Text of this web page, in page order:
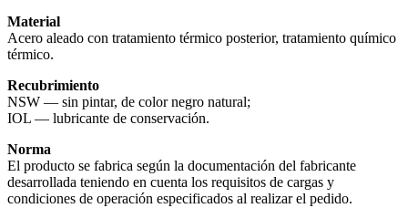
Material
Acero aleado con tratamiento térmico posterior, tratamiento químico
térmico.
Recubrimiento
NSW — sin pintar, de color negro natural;
IOL — lubricante de conservación.
Norma
El producto se fabrica según la documentación del fabricante
desarrollada teniendo en cuenta los requisitos de cargas y
condiciones de operación especificados al realizar el pedido.